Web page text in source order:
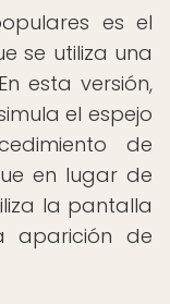
es el
se utiliza una
esta versión,
el espejo
de
en lugar de
la pantalla
aparición de